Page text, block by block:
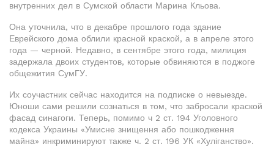
внутренних дел в Сумской области Марина Кльова.
Она уточнила, что в декабре прошлого года здание
Еврейского дома облили красной краской, а в апреле этого
года — черной. Недавно, в сентябре этого года, милиция
задержала двоих студентов, которые обвиняются в поджоге
общежития СумГУ.
Их соучастник сейчас находится на подписке о невыезде.
Юноши сами решили сознаться в том, что забросали краской
фасад синагоги. Теперь, помимо ч 2 ст. 194 Уголовного
кодекса Украины «Умисне знищення або пошкодження
майна» инкриминируют также ч. 2 ст. 196 УК «Хуліганство».